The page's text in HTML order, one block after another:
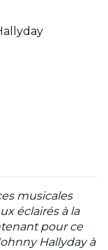
musicales
éclairés à la
pour ce
Hallyday à